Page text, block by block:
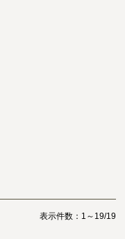
表示件数：1～19/19